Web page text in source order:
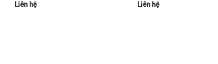
Liên hệ
Liên hệ